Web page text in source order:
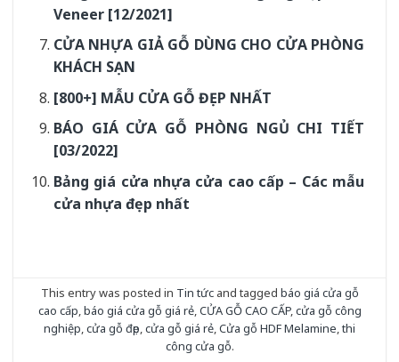
Veneer [12/2021]
CỬA NHỰA GIẢ GỖ DÙNG CHO CỬA PHÒNG
KHÁCH SẠN
[800+] MẪU CỬA GỖ ĐẸP NHẤT
BÁO GIÁ CỬA GỖ PHÒNG NGỦ CHI TIẾT
[03/2022]
Bảng giá cửa nhựa cửa cao cấp – Các mẫu
cửa nhựa đẹp nhất
This entry was posted in Tin tứcand tagged báo giá cửa gỗ
cao cấp,báo giá cửa gỗ giá rẻ,CỬA GỖ CAO CẤP,cửa gỗ công
nghiệp,cửa gỗ đẹp,cửa gỗ giá rẻ,Cửa gỗ HDF Melamine,thi
công cửa gỗ.